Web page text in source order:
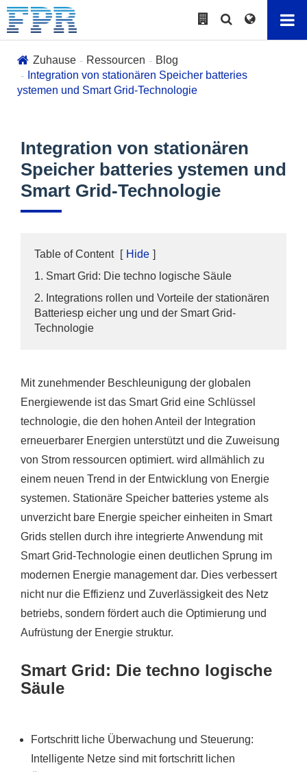
Zuhause Ressourcen
Blog
Integration von stationären Speicher batteries
ystemen und Smart Grid-Technologie
Integration von stationären
Speicher batteries ystemen und
Smart Grid-Technologie
Table of Content [ Hide ]
1. Smart Grid: Die techno logische Säule
2. Integrations rollen und Vorteile der stationären
Batteriesp eicher ung und der Smart Grid-
Technologie
Mit zunehmender Beschleunigung der globalen
Energiewende ist das Smart Grid eine Schlüssel
technologie, die den hohen Anteil der Integration
erneuerbarer Energien unterstützt und die Zuweisung
von Strom ressourcen optimiert. wird allmählich zu
einem neuen Trend in der Entwicklung von Energie
systemen. Stationäre Speicher batteries ysteme als
unverzicht bare Energie speicher einheiten in Smart
Grids stellen durch ihre integrierte Anwendung mit
Smart Grid-Technologie einen deutlichen Sprung im
modernen Energie management dar. Dies verbessert
nicht nur die Effizienz und Zuverlässigkeit des Netz
betriebs, sondern fördert auch die Optimierung und
Aufrüstung der Energie struktur.
Smart Grid: Die techno logische
Säule
Fortschritt liche Überwachung und Steuerung:
Intelligente Netze sind mit fortschritt lichen